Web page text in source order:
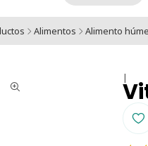
Alimentos Alimento
|